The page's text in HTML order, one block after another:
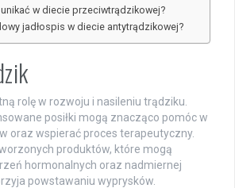
w diecie przeciwtrądzikowej?
jadłospis w diecie antytrądzikowej?
rolę w rozwoju i nasileniu trądziku.
posiłki mogą znacząco pomóc w
oraz wspierać proces terapeutyczny.
produktów, które mogą
hormonalnych oraz nadmiernej
powstawaniu wyprysków.